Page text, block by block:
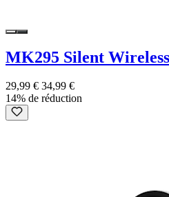
MK295 Silent
29,99 € 34,99 €
14% de réduction